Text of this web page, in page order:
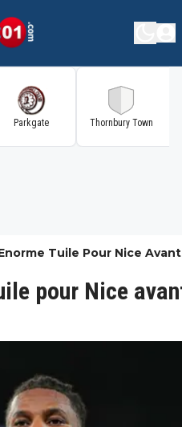
Parkgate Thornbury Town
Tuile Pour Nice
L'ASSE
pour Nice